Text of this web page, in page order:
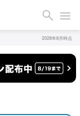
2026年8月時点